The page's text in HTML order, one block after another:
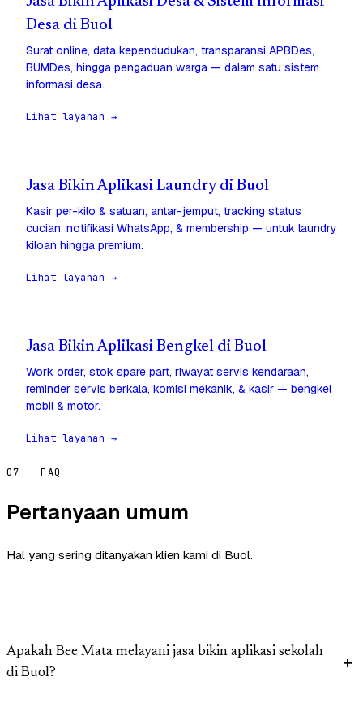
Desa di Buol
Surat online, data kependudukan, transparansi APBDes,
BUMDes, hingga pengaduan warga — dalam satu sistem
informasi desa.
Lihat layanan →
Jasa Bikin Aplikasi Laundry di Buol
Kasir per-kilo & satuan, antar-jemput, tracking status
cucian, notifikasi WhatsApp, & membership — untuk laundry
kiloan hingga premium.
Lihat layanan →
Jasa Bikin Aplikasi Bengkel di Buol
Work order, stok spare part, riwayat servis kendaraan,
reminder servis berkala, komisi mekanik, & kasir — bengkel
mobil & motor.
Lihat layanan →
07 — FAQ
Pertanyaan umum
Hal yang sering ditanyakan klien kami di Buol.
Apakah Bee Mata melayani jasa bikin aplikasi sekolah
di Buol?